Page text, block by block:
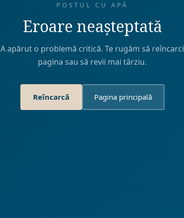
POSTUL CU APĂ
Eroare neașteptată
A apărut o problemă critică. Te rugăm să reîncarci
pagina sau să revii mai târziu.
Reîncarcă Pagina principală